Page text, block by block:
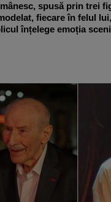
spusă prin trei
fiecare în felul
înțelege emoția